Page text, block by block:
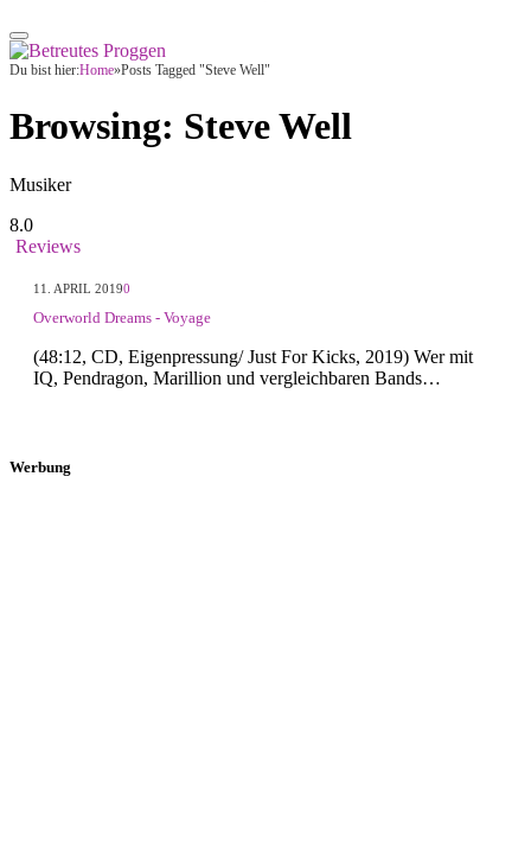
Du bist hier:Home»Posts Tagged "Steve Well"
Browsing: Steve Well
Musiker
8.0
Reviews
11. APRIL 20190
Overworld Dreams - Voyage
(48:12, CD, Eigenpressung/ Just For Kicks, 2019) Wer mit
IQ, Pendragon, Marillion und vergleichbaren Bands…
Werbung